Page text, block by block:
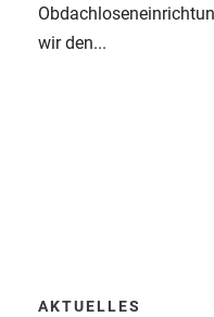
wir den...
AKTUELLES